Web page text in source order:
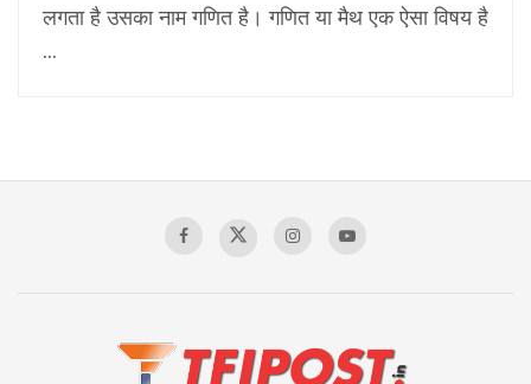
लगता है उसका नाम गणित है। गणित या मैथ एक ऐसा विषय है
...